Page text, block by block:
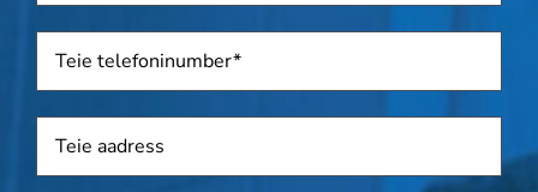
Telefon *
Aadress